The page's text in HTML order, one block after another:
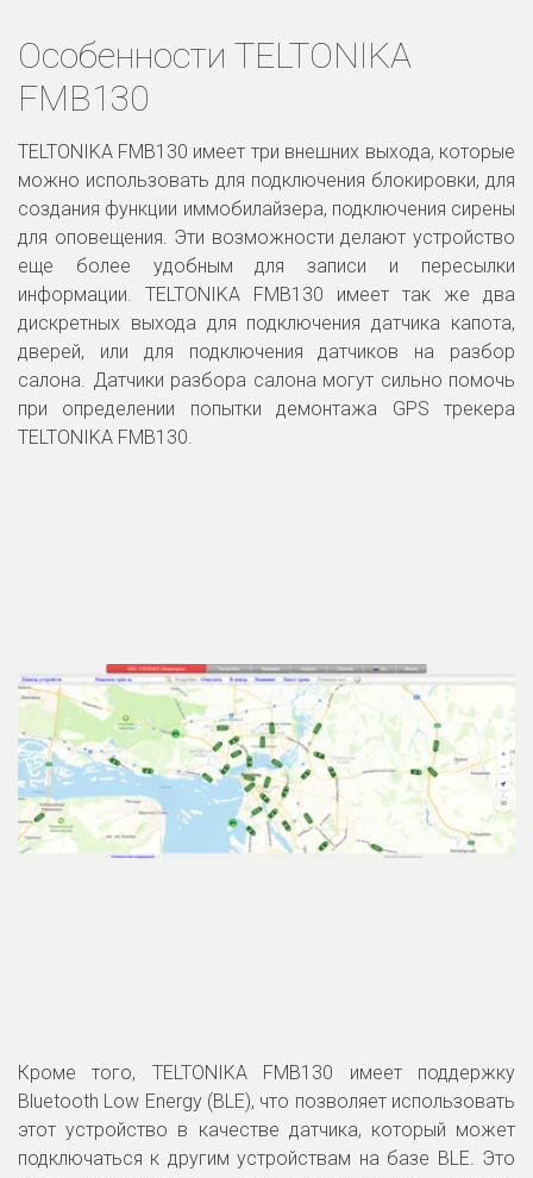
Особенности TELTONIKA
FMB130
TELTONIKA FMB130 имеет три внешних выхода, которые
можно использовать для подключения блокировки, для
создания функции иммобилайзера, подключения сирены
для оповещения. Эти возможности делают устройство
еще более удобным для записи и пересылки
информации. TELTONIKA FMB130 имеет так же два
дискретных выхода для подключения датчика капота,
дверей, или для подключения датчиков на разбор
салона. Датчики разбора салона могут сильно помочь
при определении попытки демонтажа GPS трекера
TELTONIKA FMB130.
Кроме того, TELTONIKA FMB130 имеет поддержку
Bluetooth Low Energy (BLE), что позволяет использовать
этот устройство в качестве датчика, который может
подключаться к другим устройствам на базе BLE. Это